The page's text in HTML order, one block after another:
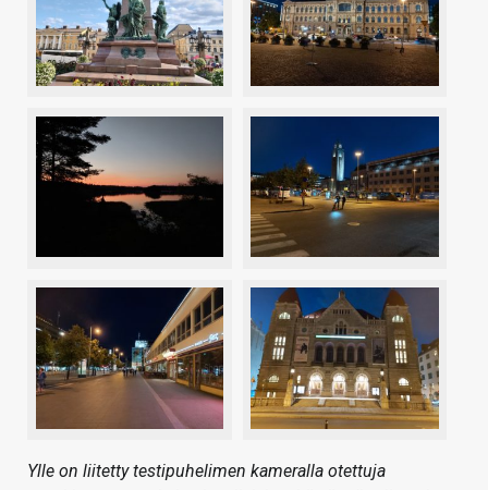
Ylle on liitetty testipuhelimen kameralla otettuja